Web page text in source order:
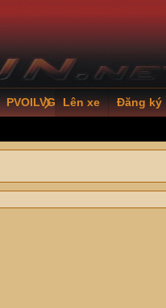
PVOILVGC2026
Lên xe Đăng ký